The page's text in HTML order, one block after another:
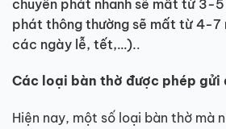
chuyển phát nhanh sẽ mất từ 3-
phát thông thường sẽ mất từ 4-7
các ngày lễ, tết,…)..
Các loại bàn thờ được phép gửi
Hiện nay, một số loại bàn thờ mà